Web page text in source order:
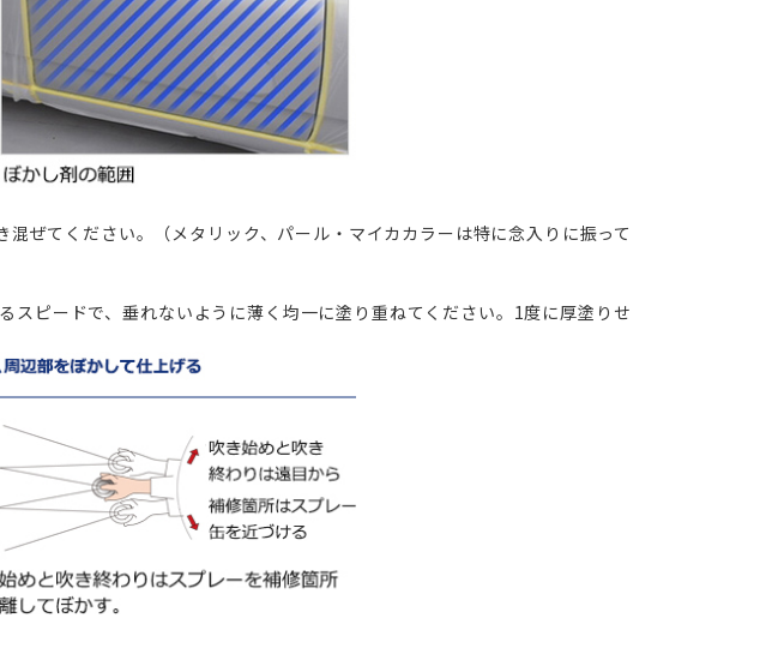
ぜてください。（メタリック、パール・マイカカラーは特に念入りに振って
ピードで、垂れないように薄く均一に塗り重ねてください。1度に厚塗りせ